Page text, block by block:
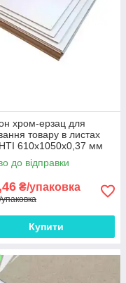
хром-ерзац для
товару в листах
610x1050x0,37 мм
270 г/м2 10 листів
до відправки
₴/упаковка
Купити